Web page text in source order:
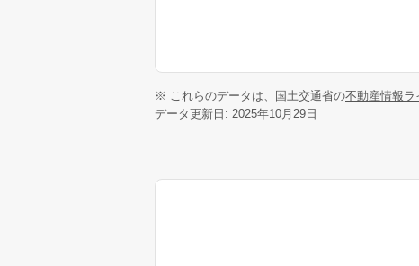
※ これらのデータは、国土交通省の不動産情報ラ
データ更新日: 2025年10月29日